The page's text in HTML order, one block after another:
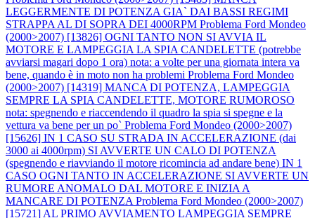
LEGGERMENTE DI POTENZA GIA` DAI BASSI REGIMI
STRAPPA AL DI SOPRA DEI 4000RPM Problema Ford Mondeo
(2000>2007) [13826] OGNI TANTO NON SI AVVIA IL
MOTORE E LAMPEGGIA LA SPIA CANDELETTE (potrebbe
avviarsi magari dopo 1 ora) nota: a volte per una giornata intera va
bene, quando è in moto non ha problemi Problema Ford Mondeo
(2000>2007) [14319] MANCA DI POTENZA, LAMPEGGIA
SEMPRE LA SPIA CANDELETTE, MOTORE RUMOROSO
nota: spegnendo e riaccendendo il quadro la spia si spegne e la
vettura va bene per un po` Problema Ford Mondeo (2000>2007)
[15626] IN 1 CASO SU STRADA IN ACCELERAZIONE (dai
3000 ai 4000rpm) SI AVVERTE UN CALO DI POTENZA
(spegnendo e riavviando il motore ricomincia ad andare bene) IN 1
CASO OGNI TANTO IN ACCELERAZIONE SI AVVERTE UN
RUMORE ANOMALO DAL MOTORE E INIZIA A
MANCARE DI POTENZA Problema Ford Mondeo (2000>2007)
[15721] AL PRIMO AVVIAMENTO LAMPEGGIA SEMPRE